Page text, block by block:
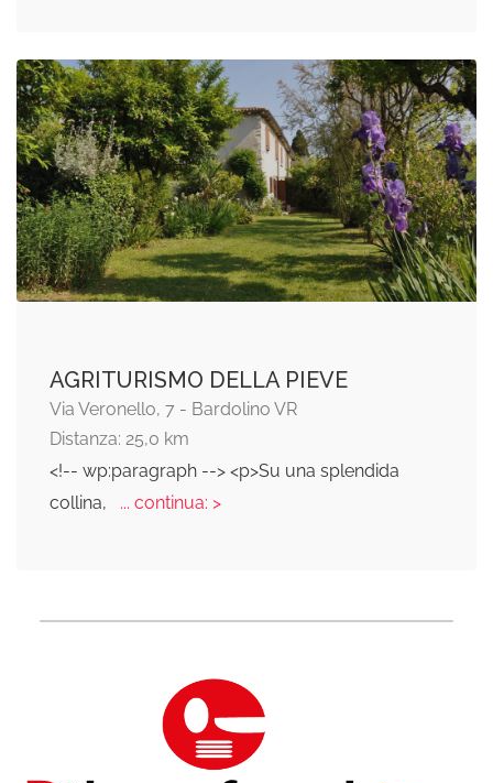
AGRITURISMO DELLA PIEVE
Via Veronello, 7 - Bardolino VR
Distanza: 25,0 km
<!-- wp:paragraph --> <p>Su una splendida
collina,
... continua: >